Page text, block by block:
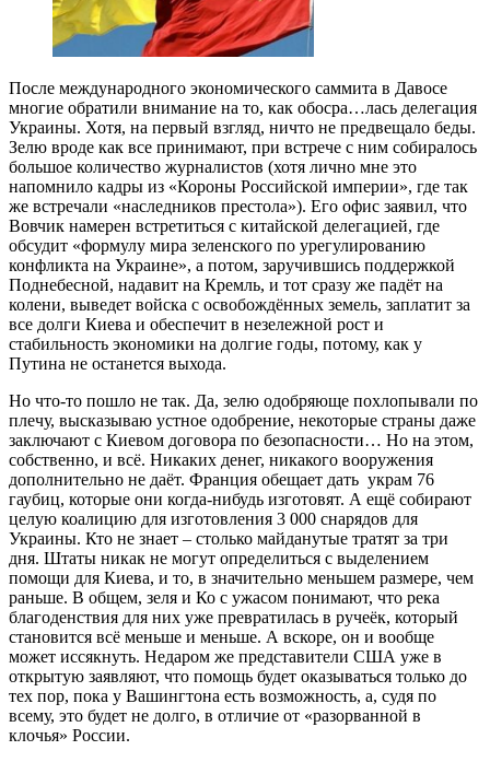
После международного экономического саммита в Давосе
многие обратили внимание на то, как обосра…лась делегация
Украины. Хотя, на первый взгляд, ничто не предвещало беды.
Зелю вроде как все принимают, при встрече с ним собиралось
большое количество журналистов (хотя лично мне это
напомнило кадры из «Короны Российской империи», где так
же встречали «наследников престола»). Его офис заявил, что
Вовчик намерен встретиться с китайской делегацией, где
обсудит «формулу мира зеленского по урегулированию
конфликта на Украине», а потом, заручившись поддержкой
Поднебесной, надавит на Кремль, и тот сразу же падёт на
колени, выведет войска с освобождённых земель, заплатит за
все долги Киева и обеспечит в незележной рост и
стабильность экономики на долгие годы, потому, как у
Путина не останется выхода.
Но что-то пошло не так. Да, зелю одобряюще похлопывали по
плечу, высказываю устное одобрение, некоторые страны даже
заключают с Киевом договора по безопасности… Но на этом,
собственно, и всё. Никаких денег, никакого вооружения
дополнительно не даёт. Франция обещает дать украм 76
гаубиц, которые они когда-нибудь изготовят. А ещё собирают
целую коалицию для изготовления 3 000 снарядов для
Украины. Кто не знает – столько майданутые тратят за три
дня. Штаты никак не могут определиться с выделением
помощи для Киева, и то, в значительно меньшем размере, чем
раньше. В общем, зеля и Ко с ужасом понимают, что река
благоденствия для них уже превратилась в ручеёк, который
становится всё меньше и меньше. А вскоре, он и вообще
может иссякнуть. Недаром же представители США уже в
открытую заявляют, что помощь будет оказываться только до
тех пор, пока у Вашингтона есть возможность, а, судя по
всему, это будет не долго, в отличие от «разорванной в
клочья» России.